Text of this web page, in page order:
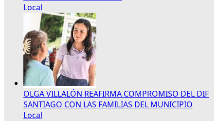
Local
OLGA VILLALÓN REAFIRMA COMPROMISO DEL DIF
SANTIAGO CON LAS FAMILIAS DEL MUNICIPIO
Local